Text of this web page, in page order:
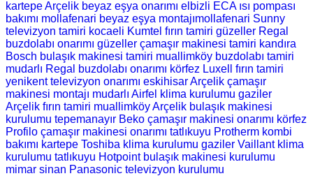
kartepe Arçelik beyaz eşya onarımı elbizli ECA ısı pompası
bakımı mollafenari beyaz eşya montajımollafenari Sunny
televizyon tamiri kocaeli Kumtel fırın tamiri güzeller Regal
buzdolabı onarımı güzeller çamaşır makinesi tamiri kandıra
Bosch bulaşık makinesi tamiri muallimköy buzdolabı tamiri
mudarlı Regal buzdolabı onarımı körfez Luxell fırın tamiri
yenikent televizyon onarımı eskihisar Arçelik çamaşır
makinesi montajı mudarlı Airfel klima kurulumu gaziler
Arçelik fırın tamiri muallimköy Arçelik bulaşık makinesi
kurulumu tepemanayır Beko çamaşır makinesi onarımı körfez
Profilo çamaşır makinesi onarımı tatlıkuyu Protherm kombi
bakımı kartepe Toshiba klima kurulumu gaziler Vaillant klima
kurulumu tatlıkuyu Hotpoint bulaşık makinesi kurulumu
mimar sinan Panasonic televizyon kurulumu